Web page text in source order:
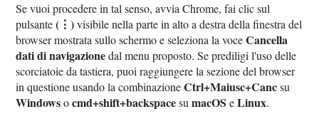
Se vuoi procedere in tal senso, avvia Chrome, fai clic sul
pulsante(⋮)visibile nella parte in alto a destra della finestra del
browser mostrata sullo schermo e seleziona la voceCancella
dati di navigazionedal menu proposto. Se prediligi l'uso delle
scorciatoie da tastiera, puoi raggiungere la sezione del browser
in questione usando la combinazioneCtrl+Maiusc+Cancsu
Windowsocmd+shift+backspacesumacOS eLinux.